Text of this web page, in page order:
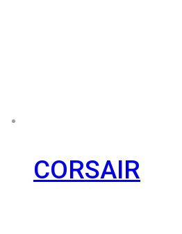
CORSAIR